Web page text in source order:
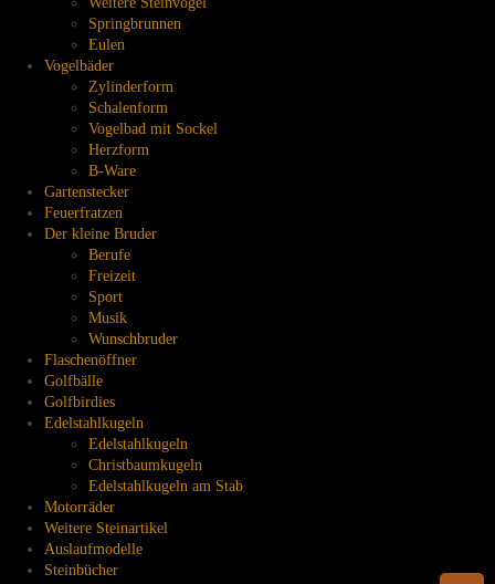
Springbrunnen
Eulen
Vogelbäder
Zylinderform
Schalenform
Vogelbad mit Sockel
Herzform
B-Ware
Gartenstecker
Feuerfratzen
Der kleine Bruder
Berufe
Freizeit
Sport
Musik
Wunschbruder
Flaschenöffner
Golfbälle
Golfbirdies
Edelstahlkugeln
Edelstahlkugeln
Christbaumkugeln
Edelstahlkugeln am Stab
Motorräder
Weitere Steinartikel
Auslaufmodelle
Steinbücher